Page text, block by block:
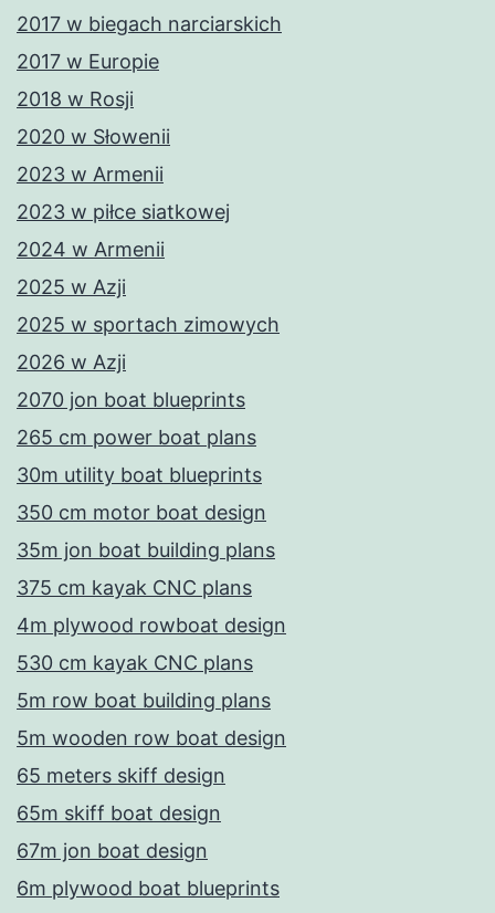
2017 w biegach narciarskich
2017 w Europie
2018 w Rosji
2020 w Słowenii
2023 w Armenii
2023 w piłce siatkowej
2024 w Armenii
2025 w Azji
2025 w sportach zimowych
2026 w Azji
2070 jon boat blueprints
265 cm power boat plans
30m utility boat blueprints
350 cm motor boat design
35m jon boat building plans
375 cm kayak CNC plans
4m plywood rowboat design
530 cm kayak CNC plans
5m row boat building plans
5m wooden row boat design
65 meters skiff design
65m skiff boat design
67m jon boat design
6m plywood boat blueprints